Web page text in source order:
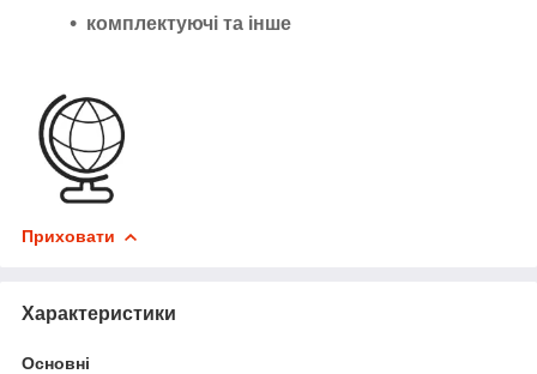
комплектуючі та інше
Приховати
Характеристики
Основні